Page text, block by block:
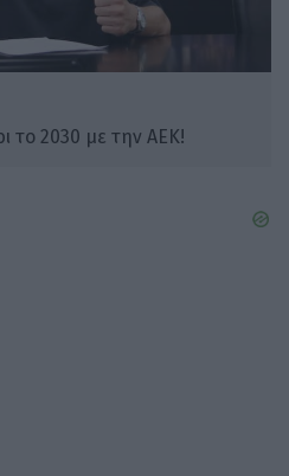
το 2030 με την ΑΕΚ!